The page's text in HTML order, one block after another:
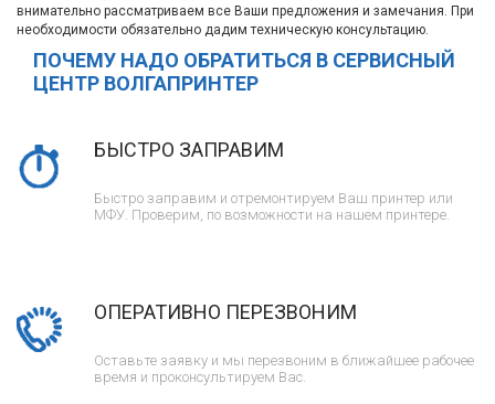
внимательно рассматриваем все Ваши предложения и замечания. При
необходимости обязательно дадим техническую консультацию.
ПОЧЕМУ НАДО ОБРАТИТЬСЯ В СЕРВИСНЫЙ
ЦЕНТР ВОЛГАПРИНТЕР
БЫСТРО ЗАПРАВИМ
Быстро заправим и отремонтируем Ваш принтер или
МФУ. Проверим, по возможности на нашем принтере.
ОПЕРАТИВНО ПЕРЕЗВОНИМ
Оставьте заявку и мы перезвоним в ближайшее рабочее
время и проконсультируем Вас.